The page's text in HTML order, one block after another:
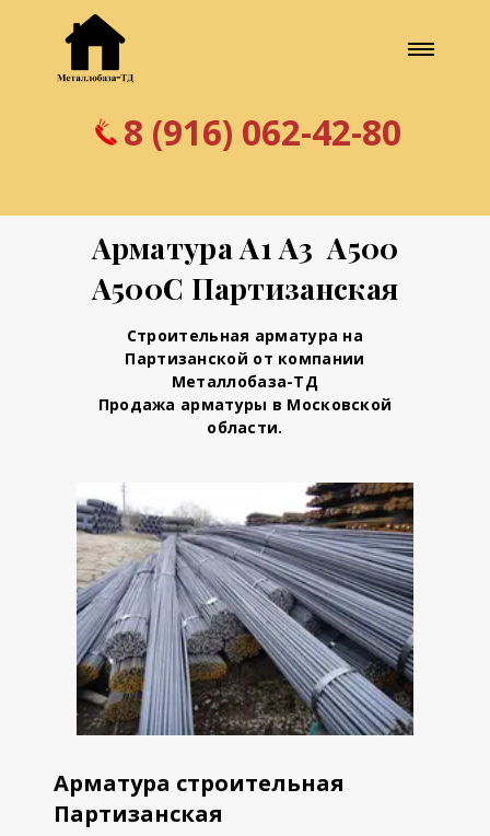
8 (916) 062-42-80
Арматура А1 А3 А500
А500С Партизанская
Строительная арматура на
Партизанской от компании
Металлобаза-ТД
Продажа арматуры в Московской
области.
Арматура строительная
Партизанская